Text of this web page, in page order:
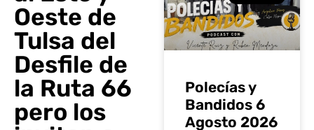
Oeste de
Tulsa del
Desfile de
la Ruta 66
pero los
Polecías y
Bandidos 6
Agosto 2026